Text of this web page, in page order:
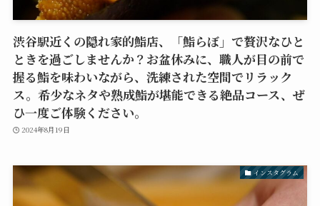
渋谷駅近くの隠れ家的鮨店、「鮨らぼ」で贅沢なひと
ときを過ごしませんか？お盆休みに、職人が目の前で
握る鮨を味わいながら、洗練された空間でリラック
ス。希少なネタや熟成鮨が堪能できる絶品コース、ぜ
ひ一度ご体験ください。
2024年8月19日
インスタグラム